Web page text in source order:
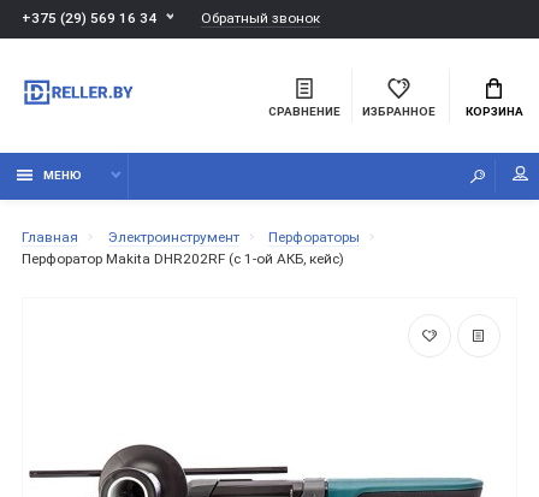
+375 (29) 569 16 34 Обратный звонок
СРАВНЕНИЕ ИЗБРАННОЕ КОРЗИНА
МЕНЮ
Главная Электроинструмент
Перфораторы
Перфоратор Makita DHR202RF (с 1-ой АКБ, кейс)